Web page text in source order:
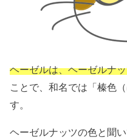
ヘーゼルは、ヘーゼルナ
ことで、和名では「榛色
す。
ヘーゼルナッツの色と聞